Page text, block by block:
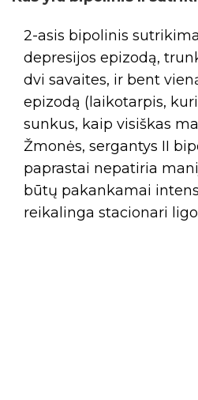
2-asis bipolinis
depresijos epizodą,
dvi savaites, ir bent
epizodą (laikotarpis,
sunkus, kaip visiškas
Žmonės, sergantys II
paprastai nepatiria
būtų pakankamai
reikalinga stacionari